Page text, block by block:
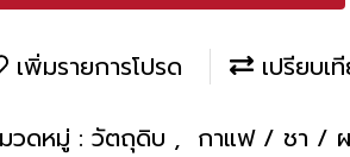
เพิ่มรายการโปรด เปรียบเ
วดหมู่ : วัตถุดิบ , กาแฟ / ชา / ผ